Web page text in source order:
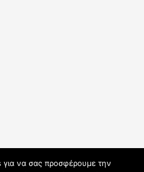
για να σας προσφέρουμε την